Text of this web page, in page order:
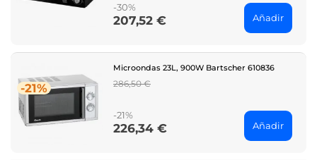
-30%
Price
207,52 € Añadir
-21%
Microondas 23L, 900W Bartscher 610836
Regular
286,50 €
-21%
Price
226,34 € Añadir